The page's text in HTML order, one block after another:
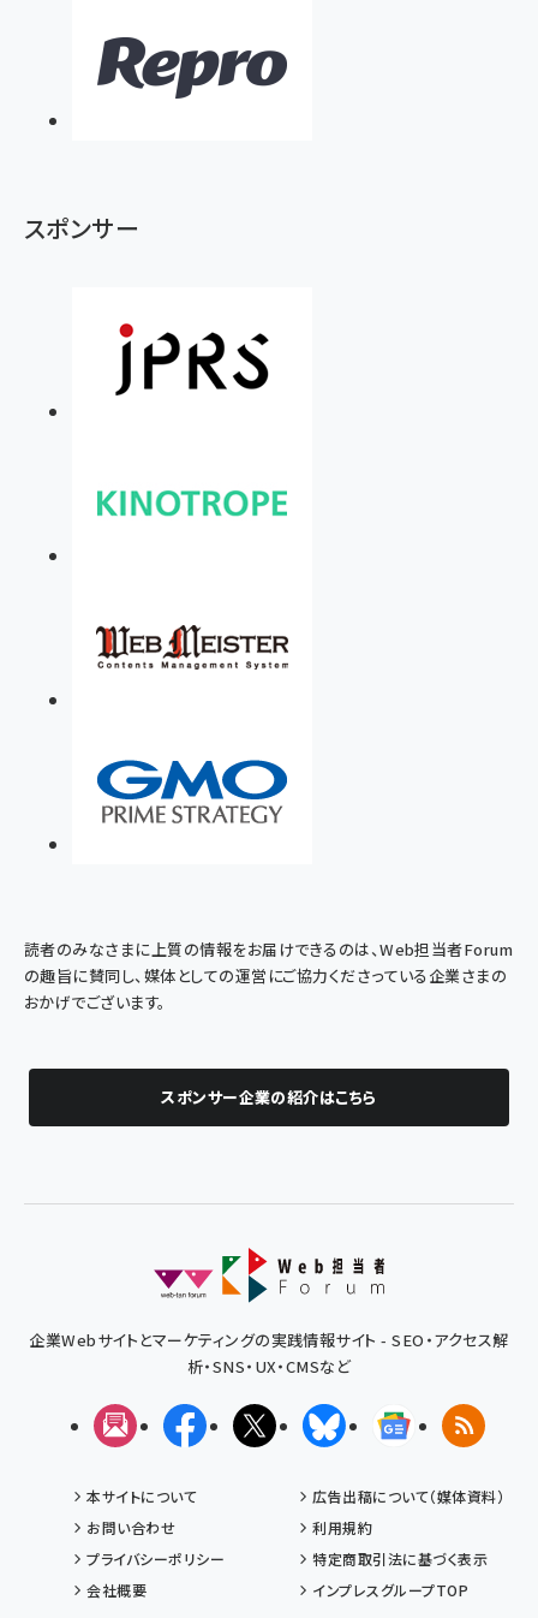
スポンサー
読者のみなさまに上質の情報をお届けできるのは、Web担当者Forum
の趣旨に賛同し、媒体としての運営にご協力くださっている企業さまの
おかげでございます。
スポンサー企業の紹介はこちら
企業Webサイトとマーケティングの実践情報サイト - SEO・アクセス解
析・SNS・UX・CMSなど
メルマガFacebookX(エックス)BlueskyGoogleニュ
RSS
本サイトについて
広告出稿について（媒体資料）
お問い合わせ
利用規約
プライバシーポリシー
特定商取引法に基づく表示
会社概要
インプレスグループTOP